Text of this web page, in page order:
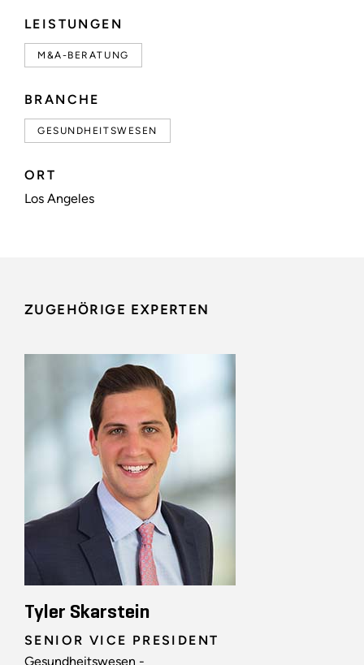
LEISTUNGEN
M&A-BERATUNG
BRANCHE
GESUNDHEITSWESEN
ORT
Los Angeles
ZUGEHÖRIGE EXPERTEN
Tyler Skarstein
SENIOR VICE PRESIDENT
Gesundheitswesen -